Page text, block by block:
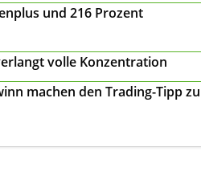
und 216 Prozent
volle Konzentration
machen den Trading-Tipp